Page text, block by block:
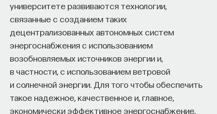
университете развиваются технологии,
связанные с созданием таких
децентрализованных автономных систем
энергоснабжения с использованием
возобновляемых источников энергии и,
в частности, с использованием ветровой
и солнечной энергии. Для того чтобы обеспечить
такое надежное, качественное и, главное,
экономически эффективное энергоснабжение,
12/19/2013
НАПИСАТЬ НАМ
НАД МАТЕРИАЛОМ РАБОТАЛИ